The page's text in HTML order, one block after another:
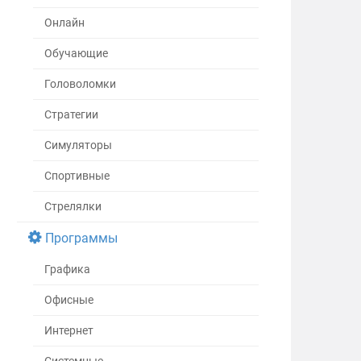
Онлайн
Обучающие
Головоломки
Стратегии
Симуляторы
Спортивные
Стрелялки
Программы
Графика
Офисные
Интернет